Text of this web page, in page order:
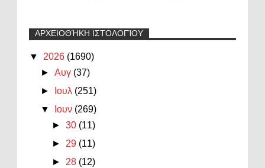
ΑΡΧΕΙΟΘΉΚΗ ΙΣΤΟΛΟΓΊΟΥ
▼ 2026 (1690)
►Αυγ (37)
►
Ιουλ (251)
▼
Ιουν (269)
►30 (11)
► 29 (11)
► 28 (12)